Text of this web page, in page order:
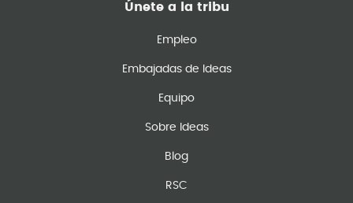
Únete a la tribu
Empleo
Embajadas de Ideas
Equipo
Sobre Ideas
Blog
RSC